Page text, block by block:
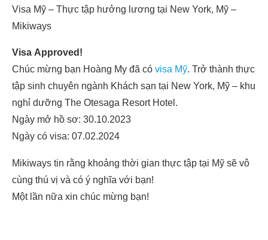
Visa Mỹ – Thực tập hưởng lương tại New York, Mỹ –
Mikiways
Visa Approved!
Chúc mừng bạn Hoàng My đã có visa Mỹ. Trở thành thực
tập sinh chuyên ngành Khách sạn tại New York, Mỹ – khu
nghỉ dưỡng The Otesaga Resort Hotel.
Ngày mở hồ sơ: 30.10.2023
Ngày có visa: 07.02.2024
Mikiways tin rằng khoảng thời gian thực tập tại Mỹ sẽ vô
cùng thú vị và có ý nghĩa với bạn!
Một lần nữa xin chúc mừng bạn!